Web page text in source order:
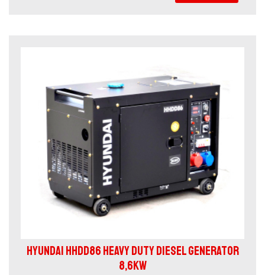
HYUNDAI HHDD86 HEAVY DUTY DIESEL GENERATOR
8,6KW